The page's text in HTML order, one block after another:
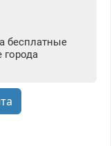
бесплатные
города